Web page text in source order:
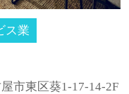
ス業
市東区葵1-17-14-2F